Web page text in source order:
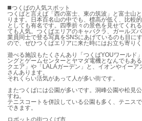
◼️つくばの人気スポット
つくばと言えば「西の富士、東の筑波」と富士山
ります。日本百名山の中でも、標高が低く、比較
としても有名です。四季折々の景色を見せてくれ
ても人気。つくばエリアのキャバクラ、ガールズ
業員同士で登る写真をSNSにあげているのも目に
ので、ぜひつくばエリアに来た時にはお立ち寄りく
遊べる施設もたくさんあり「つくばYOUワールド
ングとゲームセンターとヤマダ電機となんでもあ
クエア」や「LALAガーデン」と、イオンやイーア
さんあります。
それくらい活気があって人が多い街です。
またつくばには公園が多いです。洞峰公園や松見
すね。
テニスコートを併設している公園も多く、テニス
できます。
ロボットの街つくば市